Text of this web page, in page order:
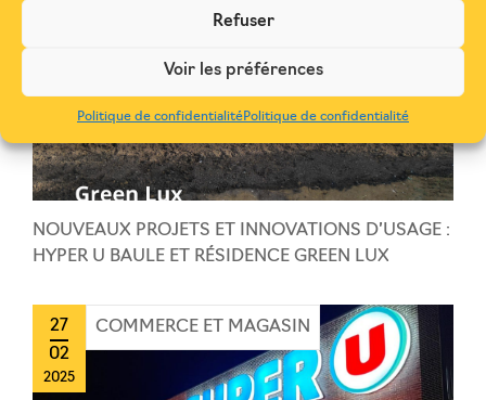
Refuser
Voir les préférences
Politique de confidentialitéPolitique de confidentialité
NOUVEAUX PROJETS ET INNOVATIONS D’USAGE :
HYPER U BAULE ET RÉSIDENCE GREEN LUX
27
02
2025
COMMERCE ET MAGASIN